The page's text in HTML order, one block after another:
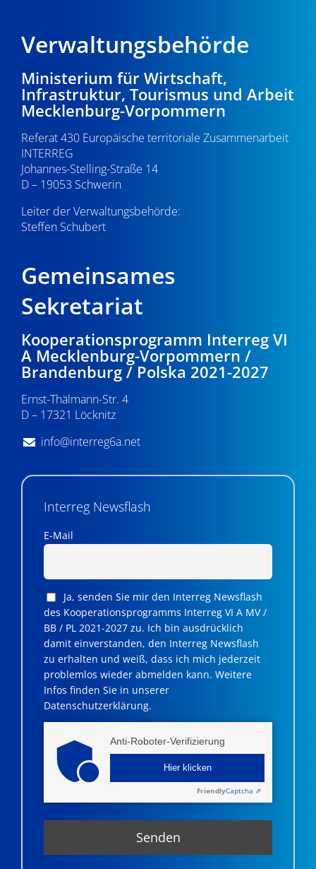
Verwaltungsbehörde
Ministerium für Wirtschaft,
Infrastruktur, Tourismus und Arbeit
Mecklenburg-Vorpommern
Referat 430 Europäische territoriale Zusammenarbeit
INTERREG
Johannes-Stelling-Straße 14
D – 19053 Schwerin
Leiter der Verwaltungsbehörde:
Steffen Schubert
Gemeinsames
Sekretariat
Kooperationsprogramm Interreg VI
A Mecklenburg-Vorpommern /
Brandenburg / Polska 2021-2027
Ernst-Thälmann-Str. 4
D – 17321 Löcknitz
info@interreg6a.net
Interreg Newsflash
E-Mail
Ja, senden Sie mir den Interreg Newsflash
des Kooperationsprogramms Interreg VI A MV /
BB / PL 2021-2027 zu. Ich bin ausdrücklich
damit einverstanden, den Interreg Newsflash
zu erhalten und weiß, dass ich mich jederzeit
problemlos wieder abmelden kann. Weitere
Infos finden Sie in unserer
Datenschutzerklärung.
Anti-Roboter-Verifizierung
Hier klicken
FriendlyCaptcha ⇗